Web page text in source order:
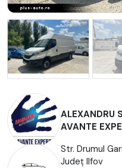
ALEXANDRU
AVANTE
Str. Drumul
Județ Ilfov